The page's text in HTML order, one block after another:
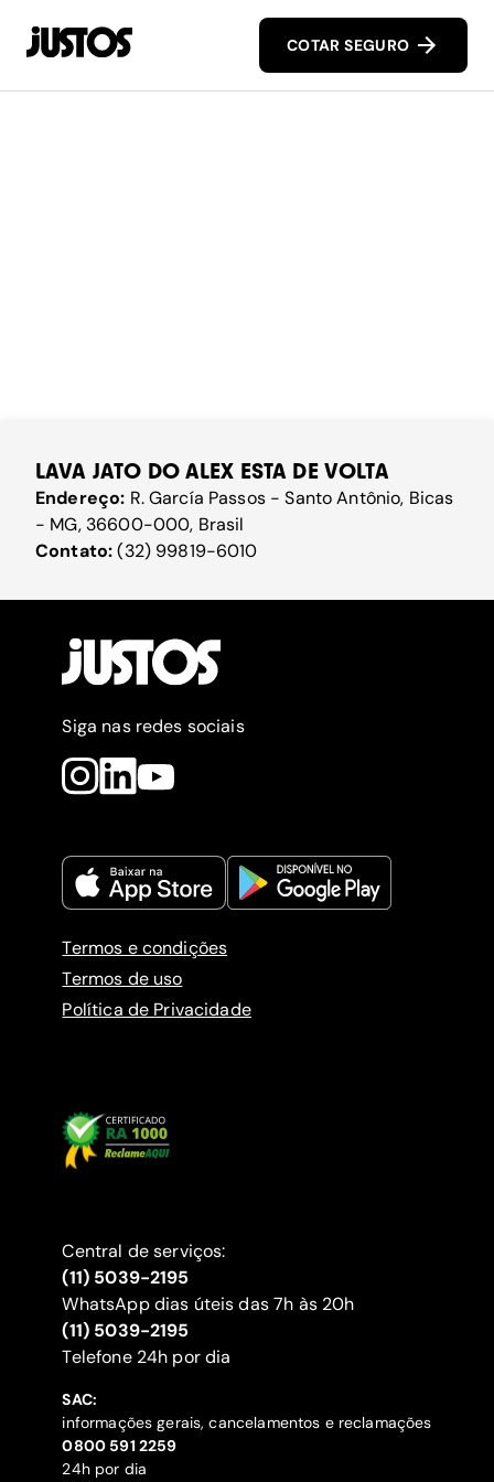
COTAR SEGURO
LAVA JATO DO ALEX ESTA DE VOLTA
Endereço: R. García Passos - Santo Antônio, Bicas
- MG, 36600-000, Brasil
Contato:(32) 99819-6010
Siga nas redes sociais
Termos e condições
Termos de uso
Política de Privacidade
Central de serviços:
(11) 5039-2195
WhatsApp dias úteis das 7h às 20h
(11) 5039-2195
‍Telefone 24h por dia
SAC:
informações gerais, cancelamentos e reclamações
‍0800 591 2259
24h por dia